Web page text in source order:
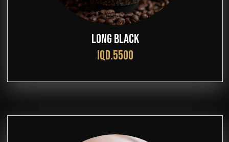
LONG BLACK
IQD.5500